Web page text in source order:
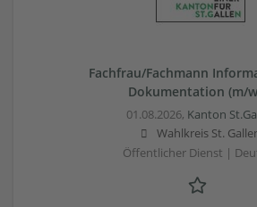
Fachfrau/Fachmann
Dokumentation (m/
01.08.2026, Kanton
Wahlkreis St.
Öffentlicher Dienst |